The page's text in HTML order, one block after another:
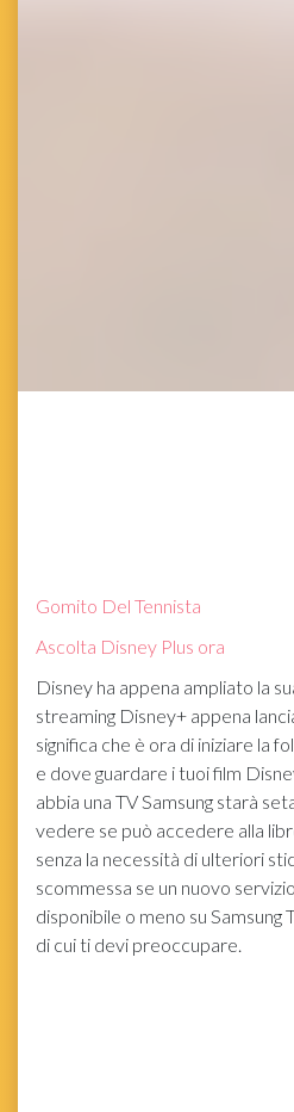
Gomito Del Tennista
Ascolta Disney Plus ora
Disney ha appena ampliato la
streaming Disney+ appena
significa che è ora di iniziare la
e dove guardare i tuoi film
abbia una TV Samsung starà
vedere se può accedere alla
senza la necessità di ulteriori
scommessa se un nuovo
disponibile o meno su Samsung
di cui ti devi preoccupare.